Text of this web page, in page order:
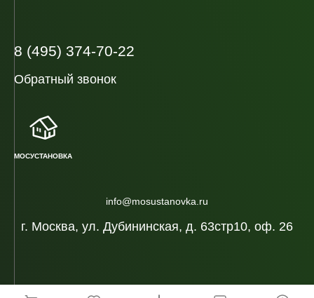
г. Москва, ул. Дубининская, д. 63стр10, оф. 26
info@mosustanovka.ru
8 (495) 374-70-22
Обратный звонок
МОСУСТАНОВКА